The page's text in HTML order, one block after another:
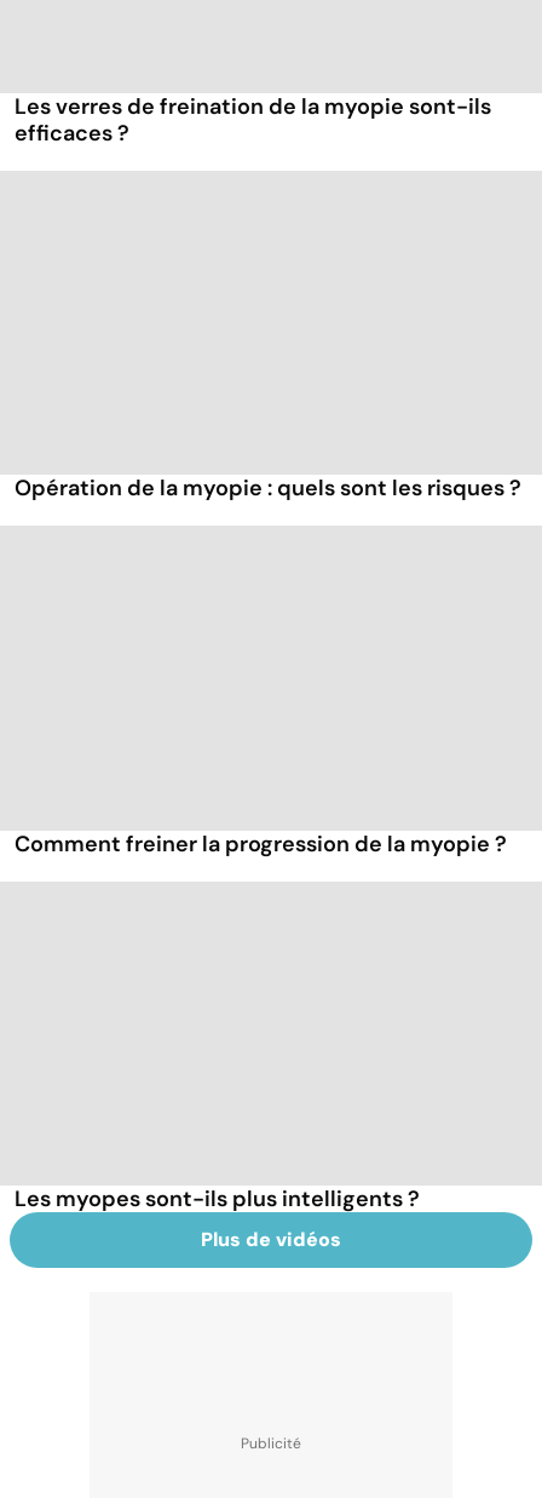
Les verres de freination de la myopie sont-ils
efficaces ?
Opération de la myopie : quels sont les risques ?
Comment freiner la progression de la myopie ?
Les myopes sont-ils plus intelligents ?
Plus de vidéos